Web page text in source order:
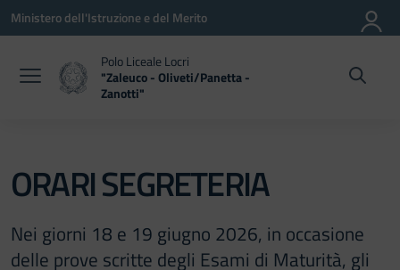
Vai ai contenuti
Vai al menu di navigazione
Vai al footer
Ministero dell'Istruzione e del Merito
Polo Liceale Locri
"Zaleuco - Oliveti/Panetta -
Zanotti"
ORARI SEGRETERIA
Nei giorni 18 e 19 giugno 2026, in occasione
delle prove scritte degli Esami di Maturità, gli